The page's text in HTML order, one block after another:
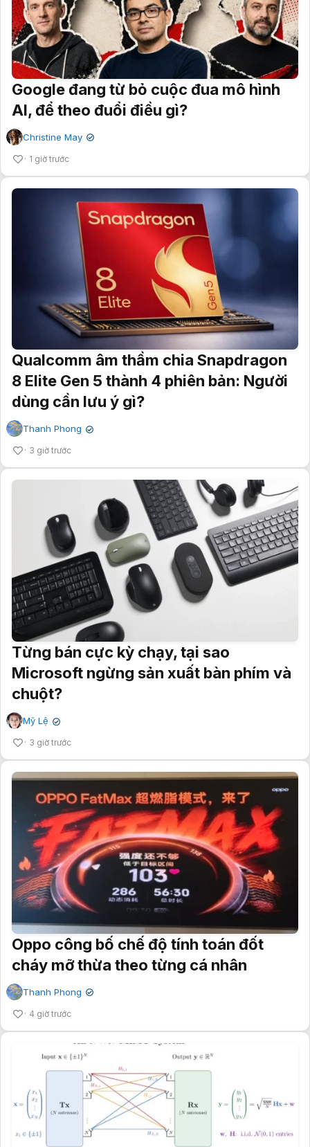
Google đang từ bỏ cuộc đua mô hình
AI, để theo đuổi điều gì?
Christine May ✔
1 giờ trước
Qualcomm âm thầm chia Snapdragon
8 Elite Gen 5 thành 4 phiên bản: Người
dùng cần lưu ý gì?
Thanh Phong ✔
3 giờ trước
Từng bán cực kỳ chạy, tại sao
Microsoft ngừng sản xuất bàn phím và
chuột?
Mỹ Lệ ✔
3 giờ trước
Oppo công bố chế độ tính toán đốt
cháy mỡ thừa theo từng cá nhân
Thanh Phong ✔
4 giờ trước